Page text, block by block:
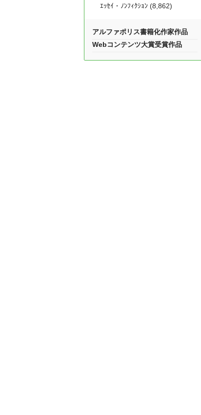
ｴｯｾｲ・ﾉﾝﾌｨｸｼｮﾝ (8,862)
アルファポリス書籍化作家作品
Webコンテンツ大賞受賞作品